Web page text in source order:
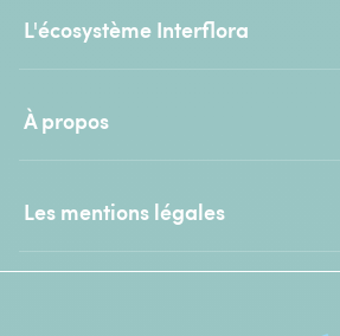
L'écosystème Interflora
À propos
Les mentions légales